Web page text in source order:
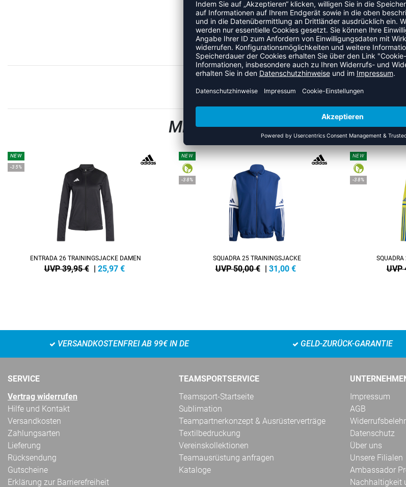
ZULETZT
MEHR AUS DER KATEGORIE
NEW
-35%
ENTRADA 26 TRAININGSJACKE DAMEN
UVP 39,95 € | 25,97 €
NEW
-38%
SQUADRA 25 TRAININGSJACKE
UVP 50,00 € | 31,00 €
NEW
-38%
UVP
VERSANDKOSTENFREI AB 99€ IN DE GELD-ZURÜCK-GARANTIE
SERVICE
Vertrag widerrufen
Hilfe und Kontakt
Versandkosten
Zahlungsarten
Lieferung
Rücksendung
Gutscheine
Erklärung zur Barrierefreiheit
TEAMSPORTSERVICE
Teamsport-Startseite
Sublimation
Teampartnerkonzept & Ausrüsterverträge
Textilbedruckung
Vereinskollektionen
Teamausrüstung anfragen
Kataloge
Impressum
AGB
Datenschutz
Über uns
Unsere Filialen
Ambassador
Nachhaltigkeit